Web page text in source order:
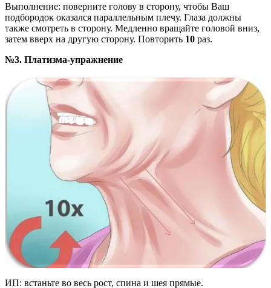
Выполнение: поверните голову в сторону, чтобы Ваш
подбородок оказался параллельным плечу. Глаза должны
также смотреть в сторону. Медленно вращайте головой вниз,
затем вверх на другую сторону. Повторить 10 раз.
№3. Платизма-упражнение
ИП: встаньте во весь рост, спина и шея прямые.